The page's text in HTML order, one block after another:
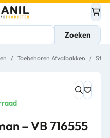
Zoeken
/ Toebehoren Afvalbakken /
– VB 716555